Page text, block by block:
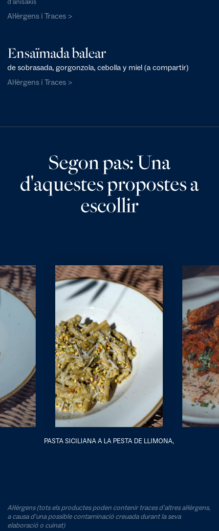
Al·lèrgens i Traces >
Ensaïmada balear
de sobrasada, gorgonzola, cebolla y miel (a compartir)
Al·lèrgens i Traces >
Segon pas: Una
d'aquestes propostes a
escollir
PASTA SICILIANA A LA PESTA DE LLIMONA,
Al·lèrgens (tots els productes poden contenir traces d'altres al·lèrgens,
a causa d'una possible contaminació creuada durant la seva
elaboració o cuinat)